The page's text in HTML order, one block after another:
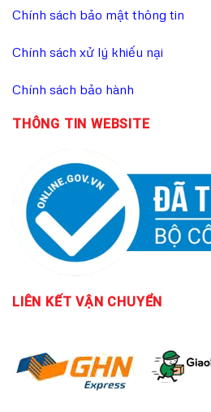
Chính sách bảo mật thông tin
Chính sách xử lý khiếu nại
Chính sách bảo hành
THÔNG TIN WEBSITE
LIÊN KẾTVẬN CHUYỂN